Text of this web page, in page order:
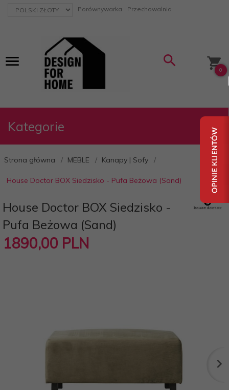
currency_h Porównywarka Przechowalnia
0
Kategorie
Strona główna MEBLE Kanapy | Sofy
House Doctor BOX Siedzisko - Pufa Beżowa (Sand)
House Doctor BOX Siedzisko -
Pufa Beżowa (Sand)
1890,00 PLN